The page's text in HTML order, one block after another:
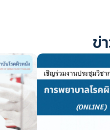
ข่